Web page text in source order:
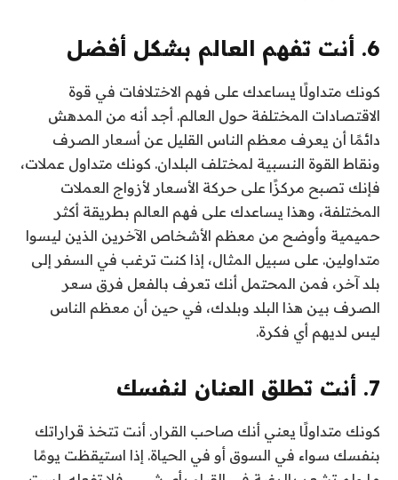
6. أنت تفهم العالم بشكل أفضل
كونك متداولًا يساعدك على فهم الاختلافات في قوة
الاقتصادات المختلفة حول العالم. أجد أنه من المدهش
دائمًا أن يعرف معظم الناس القليل عن أسعار الصرف
ونقاط القوة النسبية لمختلف البلدان. كونك متداول عملات،
فإنك تصبح مركزًا على حركة الأسعار لأزواج العملات
المختلفة، وهذا يساعدك على فهم العالم بطريقة أكثر
حميمية وأوضح من معظم الأشخاص الآخرين الذين ليسوا
متداولين. على سبيل المثال، إذا كنت ترغب في السفر إلى
بلد آخر، فمن المحتمل أنك تعرف بالفعل فرق سعر
الصرف بين هذا البلد وبلدك، في حين أن معظم الناس
ليس لديهم أي فكرة.
7. أنت تطلق العنان لنفسك
كونك متداولًا يعني أنك صاحب القرار. أنت تتخذ قراراتك
بنفسك سواء في السوق أو في الحياة. إذا استيقظت يومًا